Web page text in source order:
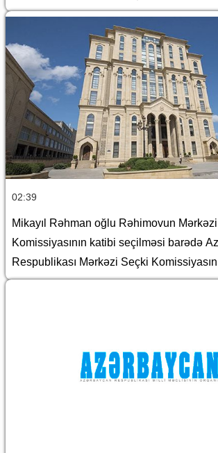
02:39
Mikayıl Rəhman oğlu Rəhimovun
Komissiyasının katibi seçilməsi barədə
Respublikası Mərkəzi Seçki